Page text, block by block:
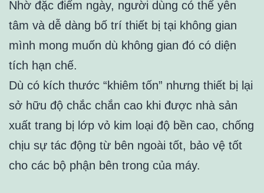
Nhờ đặc điểm ngày, người dùng có thể yên
tâm và dễ dàng bố trí thiết bị tại không gian
mình mong muốn dù không gian đó có diện
tích hạn chế.
Dù có kích thước “khiêm tốn” nhưng thiết bị lại
sở hữu độ chắc chắn cao khi được nhà sản
xuất trang bị lớp vỏ kim loại độ bền cao, chống
chịu sự tác động từ bên ngoài tốt, bảo vệ tốt
cho các bộ phận bên trong của máy.